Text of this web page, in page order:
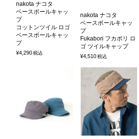
nakota ナコタ
ベースボールキャッ
プ
コットンツイル ロゴ
ベースボールキャッ
プ
¥4,290税込
nakota ナコタ
ベースボールキャッ
プ
Fukabori フカボリ ロ
ゴ ツイルキャップ
¥4,510税込